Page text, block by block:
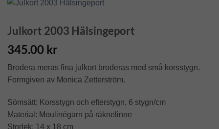
Julkort 2003 Hälsingeport
345.00 kr
Brodera meras fina julkort broderas med små korsstygn.
Formgiven av Monica Zetterström.
Sömsätt: Korsstygn och efterstygn, 6 stygn/cm
Material: Moulinégarn på räknelinne
Storlek: 14 x 18 cm